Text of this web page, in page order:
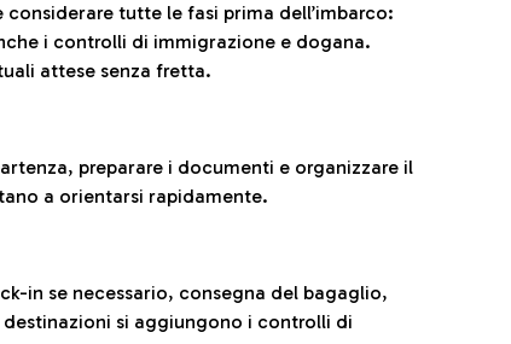
tutte le fasi prima dell’imbarco:
i controlli di immigrazione e dogana.
attese senza fretta.
preparare i documenti e organizzare il
a orientarsi rapidamente.
in se necessario, consegna del bagaglio,
destinazioni si aggiungono i controlli di